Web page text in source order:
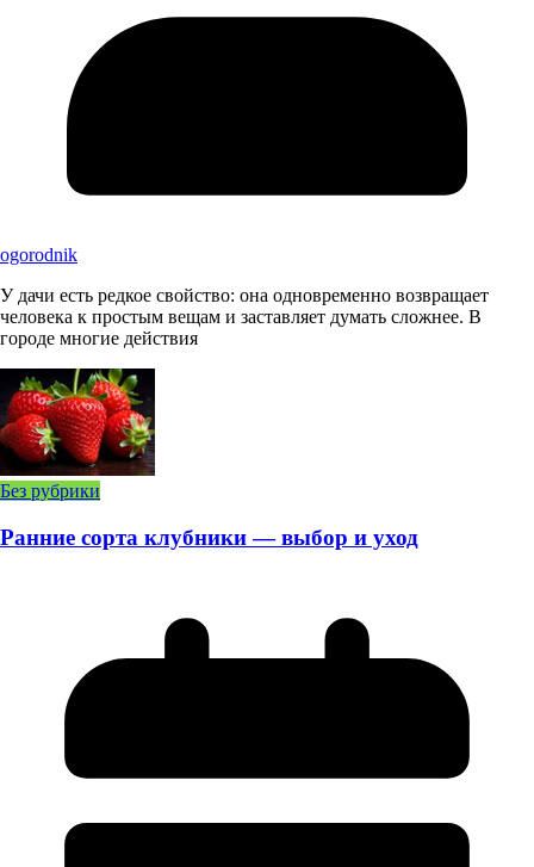
ogorodnik
У дачи есть редкое свойство: она одновременно возвращает
человека к простым вещам и заставляет думать сложнее. В
городе многие действия
Без рубрики
Ранние сорта клубники — выбор и уход